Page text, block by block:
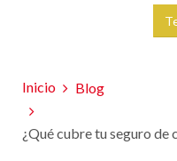
Inicio Blog
¿Qué cubre tu seguro de